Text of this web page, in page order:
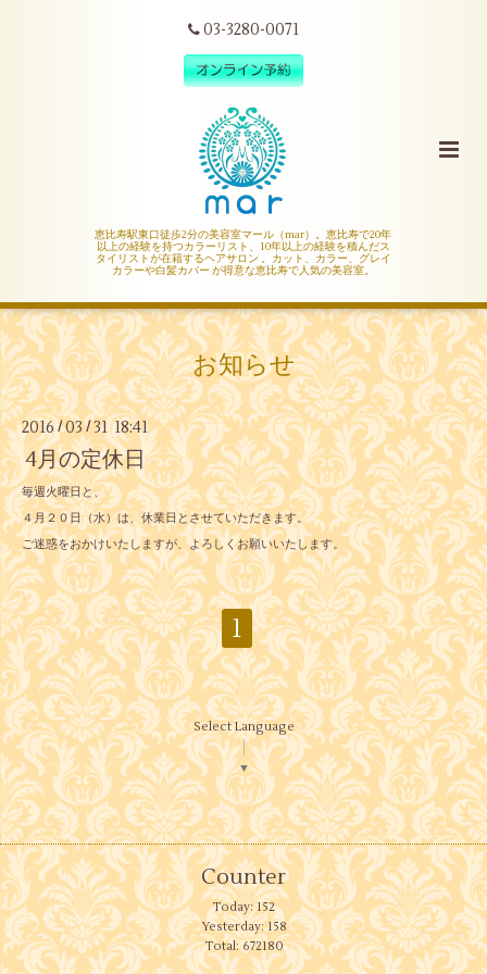
03-3280-0071
恵比寿駅東口徒歩2分の美容室マール（mar）。恵比寿で20年
以上の経験を持つカラーリスト、10年以上の経験を積んだス
タイリストが在籍するヘアサロン 。カット、カラー、グレイ
カラーや白髪カバー が得意な恵比寿で人気の美容室。
お知らせ
2016/03 / 31 18:41
4月の定休日
毎週火曜日と、
４月２０日（水）は、休業日とさせていただきます。
ご迷惑をおかけいたしますが、よろしくお願いいたします。
1
Select Language
▼
Counter
Today:152
Yesterday:158
Total:672180